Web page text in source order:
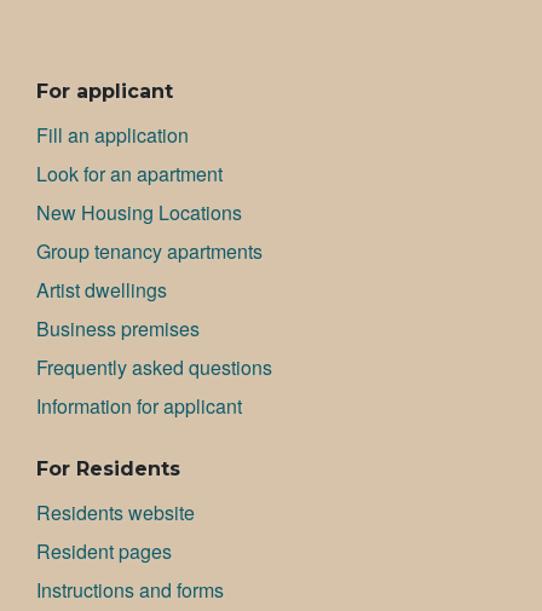
ALAVALIKKO
For applicant
Fill an application
Look for an apartment
New Housing Locations
Group tenancy apartments
Artist dwellings
Bu­si­ness premises
Frequently asked questions
Information for applicant
For Residents
Residents website
Resident pages
Instructions and forms